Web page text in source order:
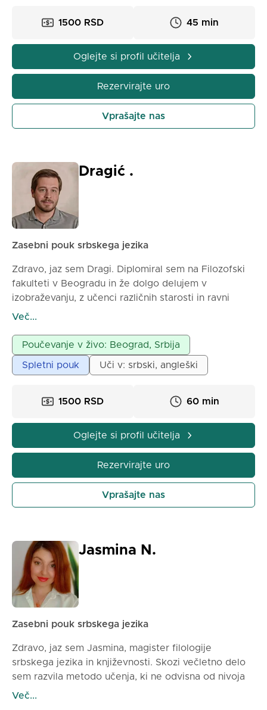
1500 RSD 45 min
Oglejte si profil učitelja
Rezervirajte uro
Vprašajte nas
Dragić .
Zasebni pouk srbskega jezika
Zdravo, jaz sem Dragi. Diplomiral sem na Filozofski
fakulteti v Beogradu in že dolgo delujem v
izobraževanju, z učenci različnih starosti in ravni
znanja. Med delom sem pridobil bogato izkušnjo pri
popravne izpite in zaključne izpite. Še posebej
uspešno pripravljam učence na manjši maturi in
sprejemne izpite za srednje šole in fakultete, s
podrobnim razlago nalog. Trudim se, da gradivo
individualnem pristopu do vsakega učenca. Moj cilj
je, da učenec razume gradivo, pridobi samozavest in
zanesljivost, hkrati pa doseže čim boljši rezultat na
izpitu. Na pouku delamo:
* slovnico in pravopis
* razlago literarnih del
* pripravo na manjšo maturi Pouk je lahko osebno ali
na daljavo, po dogovoru o roku. Delo je individualno
in v celoti prilagojeno potrebam učenca. Za več
informacij in dogovor o roku, se prosto javite.
Več...
Poučevanje v živo: Beograd, Srbija
Spletni pouk Uči v: srbski, angleški
1500 RSD 60 min
Oglejte si profil učitelja
Rezervirajte uro
Vprašajte nas
Jasmina N.
Zasebni pouk srbskega jezika
Zdravo, jaz sem Jasmina, magister filologije
srbskega jezika in književnosti. Skozi večletno delo
sem razvila metodo učenja, ki ne odvisna od nivoja
znanja, na katerem se učenec nahaja, ampak
Več...